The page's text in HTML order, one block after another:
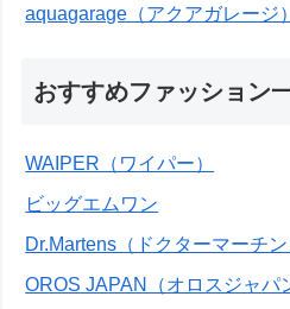
aquagarage（アクアガレージ）
おすすめファッション
WAIPER（ワイパー）
ビッグエムワン
Dr.Martens（ドクターマーチン
OROS JAPAN（オロスジャパ